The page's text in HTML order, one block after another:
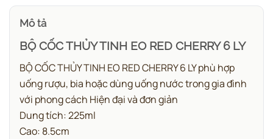
Mô tả
BỘ CỐC THỦY TINH EO RED CHERRY 6 LY
BỘ CỐC THỦY TINH EO RED CHERRY 6 LY phù hợp
uống rượu, bia hoặc dùng uống nước trong gia đình
với phong cách Hiện đại và đơn giản
Dung tích: 225ml
Cao: 8.5cm